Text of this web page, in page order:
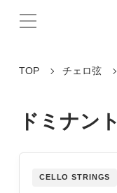
TOP チェロ弦
ドミナント
CELLO STRINGS